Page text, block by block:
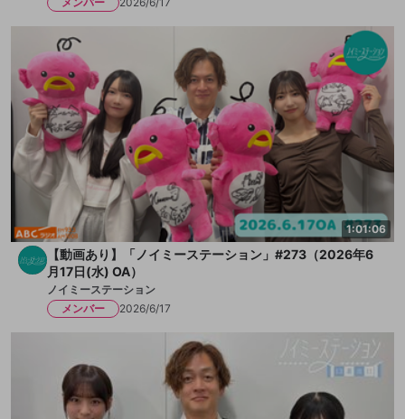
1:01:06
【動画あり】「ノイミーステーション」#273（2026年6
月17日(水) OA）
ノイミーステーション
メンバー
2026/6/17